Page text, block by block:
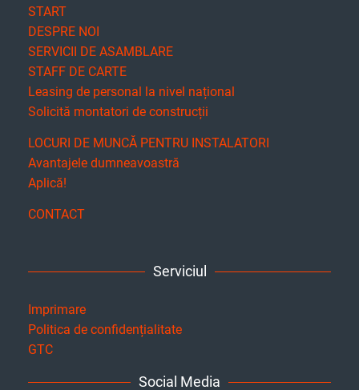
START
DESPRE NOI
SERVICII DE ASAMBLARE
STAFF DE CARTE
Leasing de personal la nivel național
Solicită montatori de construcții
LOCURI DE MUNCĂ PENTRU INSTALATORI
Avantajele dumneavoastră
Aplică!
CONTACT
Serviciul
Imprimare
Politica de confidențialitate
GTC
Social Media